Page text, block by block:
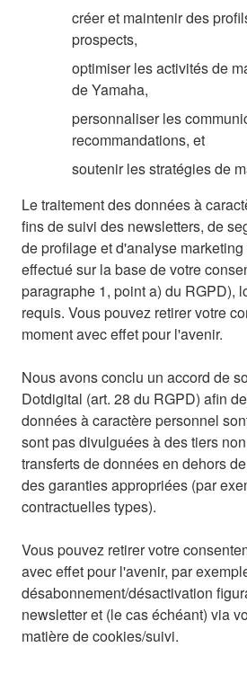
créer et maintenir des
prospects,
optimiser les activités de
de Yamaha,
personnaliser les
recommandations, et
soutenir les stratégies de
Le traitement des données à
fins de suivi des newsletters, de
de profilage et d'analyse
effectué sur la base de votre
paragraphe 1, point a) du RGPD),
requis. Vous pouvez retirer votre
moment avec effet pour l'avenir.
Nous avons conclu un accord de
Dotdigital (art. 28 du RGPD) afin
données à caractère personnel
sont pas divulguées à des tiers
transferts de données en dehors
des garanties appropriées (par
contractuelles types).
Vous pouvez retirer votre
avec effet pour l'avenir, par
désabonnement/désactivation
newsletter et (le cas échéant) via
matière de cookies/suivi.